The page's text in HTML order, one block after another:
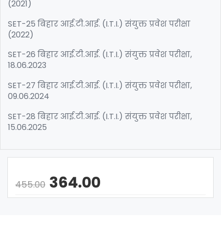
(2021)
SET-25 बिहार आई.टी.आई. (I.T.I.) संयुक्त प्रवेश परीक्षा
(2022)
SET-26 बिहार आई.टी.आई. (I.T.I.) संयुक्त प्रवेश परीक्षा,
18.06.2023
SET-27 बिहार आई.टी.आई. (I.T.I.) संयुक्त प्रवेश परीक्षा,
09.06.2024
SET-28 बिहार आई.टी.आई. (I.T.I.) संयुक्त प्रवेश परीक्षा,
15.06.2025
455.00 364.00